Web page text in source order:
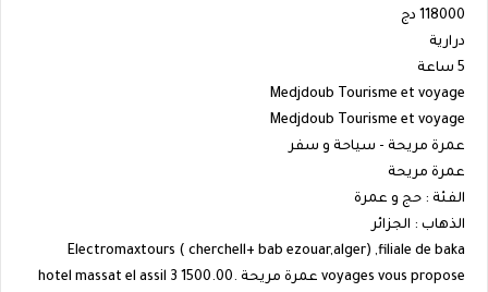
118000 دج
درارية
5 ساعة
Medjdoub Tourisme et voyage
Medjdoub Tourisme et voyage
عمرة مريحة - سياحة و سفر
عمرة مريحة
الفئة : حج و عمرة
الذهاب : الجزائر
Electromaxtours ( cherchell+ bab ezouar,alger) ,filiale de baka
voyages vous propose عمرة مريحة .hotel massat el assil 3 1500.00